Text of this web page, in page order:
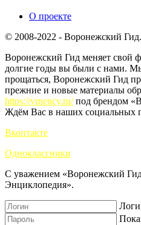
О проекте
© 2008-2022 - Воронежский Гид.
Воронежский Гид меняет свой
долгие годы вы были с нами.
прощаться, Воронежский Гид
прежние и новые материалы
https://vrnency.ru/под брендом
Ждём Вас в наших социальных
Вконтакте
Одноклассники
С уважением «Воронежский
Энциклопедия».